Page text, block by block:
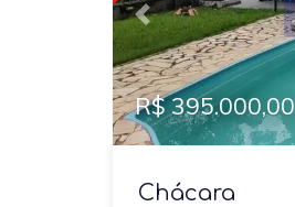
Previous
R$ 395.000,00
Chácara